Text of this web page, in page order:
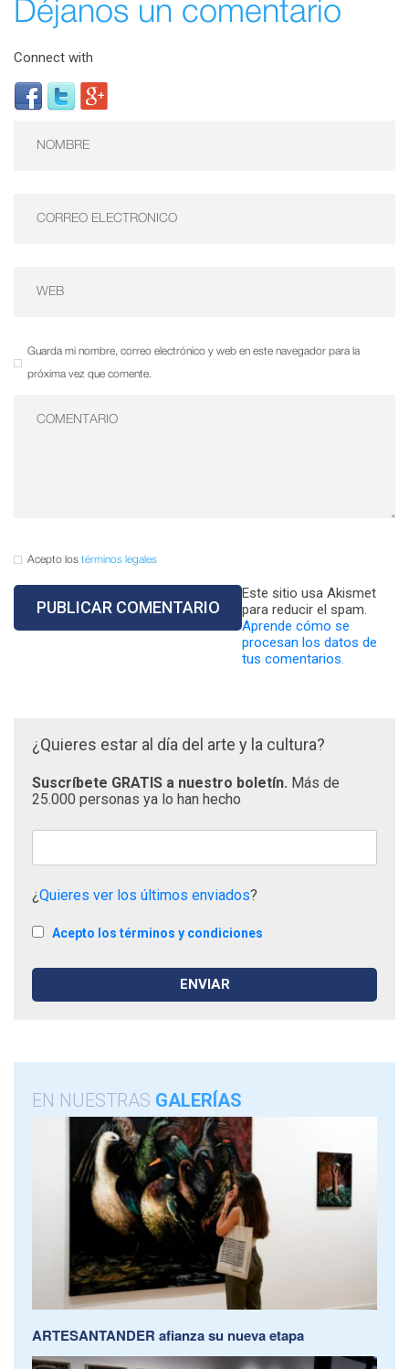
Déjanos un comentario
Connect with
Guarda mi nombre, correo electrónico y web en este navegador para la
próxima vez que comente.
Acepto los términos legales
Este sitio usa Akismet
para reducir el spam.
Aprende cómo se
procesan los datos de
tus comentarios.
¿Quieres estar al día del arte y la cultura?
Suscríbete GRATIS a nuestro boletín. Más de
25.000 personas ya lo han hecho
¿Quieres ver los últimos enviados?
Acepto los términos y condiciones
EN NUESTRAS GALERÍAS
ARTESANTANDER afianza su nueva etapa